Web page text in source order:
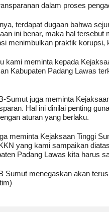
dalam proses
terdapat dugaan bahwa
ini benar, maka hal tersebut
menimbulkan praktik korupsi,
kami meminta kepada
Kabupaten Padang Lawas
Sumut juga meminta
Hal ini dinilai penting
aturan yang berlaku.
meminta Kejaksaan Tinggi
yang kami sampaikan
Padang Lawas kita harus
Sumut menegaskan akan